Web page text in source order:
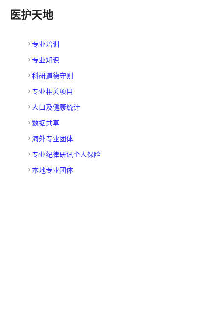
医护天地
专业培训
专业知识
科研道德守则
专业相关项目
人口及健康统计
数据共享
海外专业团体
专业纪律研讯个人保险
本地专业团体